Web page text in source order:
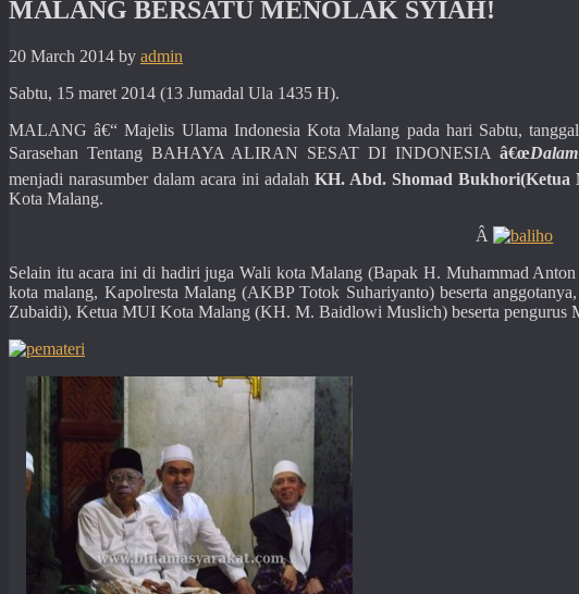
MALANG BERSATU MENOLAK SYIAH!
20 March 2014 by admin
Sabtu, 15 maret 2014 (13 Jumadal Ula 1435 H).
MALANG â€“ Majelis Ulama Indonesia Kota Malang pada hari Sabtu,
Sarasehan Tentang BAHAYA ALIRAN SESAT DI INDONESIA â€œ
menjadi narasumber dalam acara ini adalah KH. Abd. Shomad Bukhori(Ketua
Kota Malang.
Â
Selain itu acara ini di hadiri juga Wali kota Malang (Bapak H. Muhammad
kota malang, Kapolresta Malang (AKBP Totok Suhariyanto) beserta
Zubaidi), Ketua MUI Kota Malang (KH. M. Baidlowi Muslich) beserta pengurus